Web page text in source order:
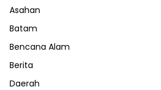
Asahan
Batam
Bencana Alam
Berita
Daerah